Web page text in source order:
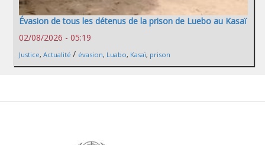
Évasion de tous les détenus de la prison de Luebo au Kasaï
02/08/2026 - 05:19
Justice, Actualité / évasion, Luabo, Kasaï, prison